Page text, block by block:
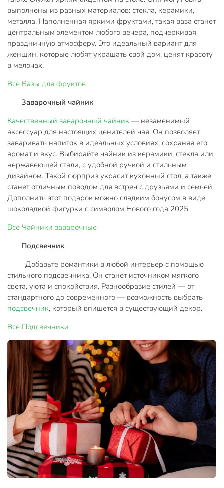
выполнены из разных материалов: стекла, керамики,
металла. Наполненная яркими фруктами, такая ваза станет
центральным элементом любого вечера, подчеркивая
праздничную атмосферу. Это идеальный вариант для
женщин, которые любят украшать свой дом, ценят красоту
в мелочах.
Все Вазы для фруктов
Заварочный чайник
Качественный заварочный чайник — незаменимый
аксессуар для настоящих ценителей чая. Он позволяет
заваривать напиток в идеальных условиях, сохраняя его
аромат и вкус. Выбирайте чайник из керамики, стекла или
нержавеющей стали, с удобной ручкой и стильным
дизайном. Такой сюрприз украсит кухонный стол, а также
станет отличным поводом для встреч с друзьями и семьей.
Дополнить этот подарок можно сладким бонусом в виде
шоколадкой фигурки с символом Нового года 2025.
Все Чайники заварочные
Подсвечник
Добавьте романтики в любой интерьер с помощью
стильного подсвечника. Он станет источником мягкого
света, уюта и спокойствия. Разнообразие стилей — от
стандартного до современного — возможность выбрать
подсвечник, который впишется в существующий декор.
Все Подсвечники